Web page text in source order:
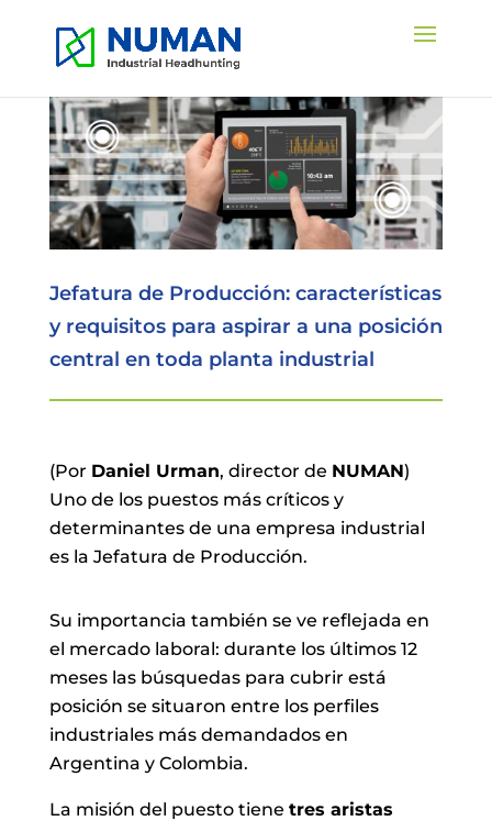
Jefatura de Producción: características
y requisitos para aspirar a una posición
central en toda planta industrial
(Por Daniel Urman, director de NUMAN)
Uno de los puestos más críticos y
determinantes de una empresa industrial
es la Jefatura de Producción.
Su importancia también se ve reflejada en
el mercado laboral: durante los últimos 12
meses las búsquedas para cubrir está
posición se situaron entre los perfiles
industriales más demandados en
Argentina y Colombia.
La misión del puesto tiene tres aristas